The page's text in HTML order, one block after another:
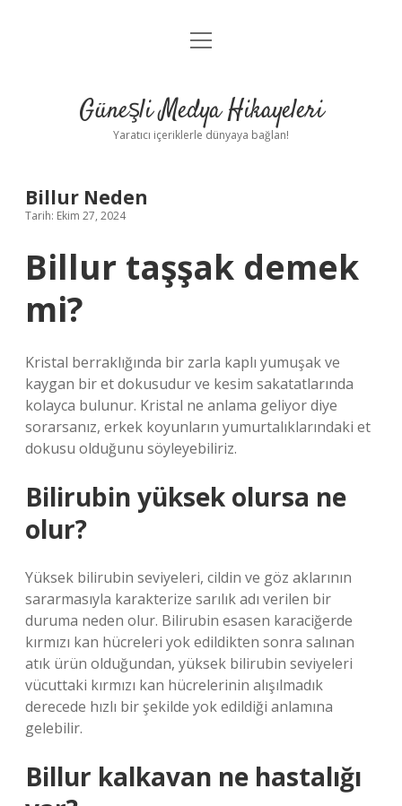
Anasayfa
Yasal Uyarı
menüyü
Güneşli Medya Hikayeleri
Yaratıcı içeriklerle dünyaya bağlan!
Billur Neden
Tarih: Ekim 27, 2024
Billur taşşak demek
mi?
Kristal berraklığında bir zarla kaplı yumuşak ve
kaygan bir et dokusudur ve kesim sakatatlarında
kolayca bulunur. Kristal ne anlama geliyor diye
sorarsanız, erkek koyunların yumurtalıklarındaki et
dokusu olduğunu söyleyebiliriz.
Bilirubin yüksek olursa ne
olur?
Yüksek bilirubin seviyeleri, cildin ve göz aklarının
sararmasıyla karakterize sarılık adı verilen bir
duruma neden olur. Bilirubin esasen karaciğerde
kırmızı kan hücreleri yok edildikten sonra salınan
atık ürün olduğundan, yüksek bilirubin seviyeleri
vücuttaki kırmızı kan hücrelerinin alışılmadık
derecede hızlı bir şekilde yok edildiği anlamına
gelebilir.
Billur kalkavan ne hastalığı